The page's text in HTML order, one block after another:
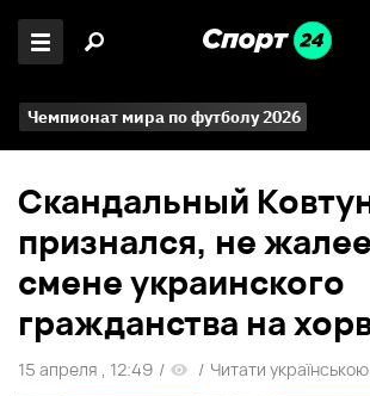
Чемпионат мира по футболу 2026
Скандальный
признался, не
смене украинского
гражданства на
15 апреля , 12:49 / / Читати українською